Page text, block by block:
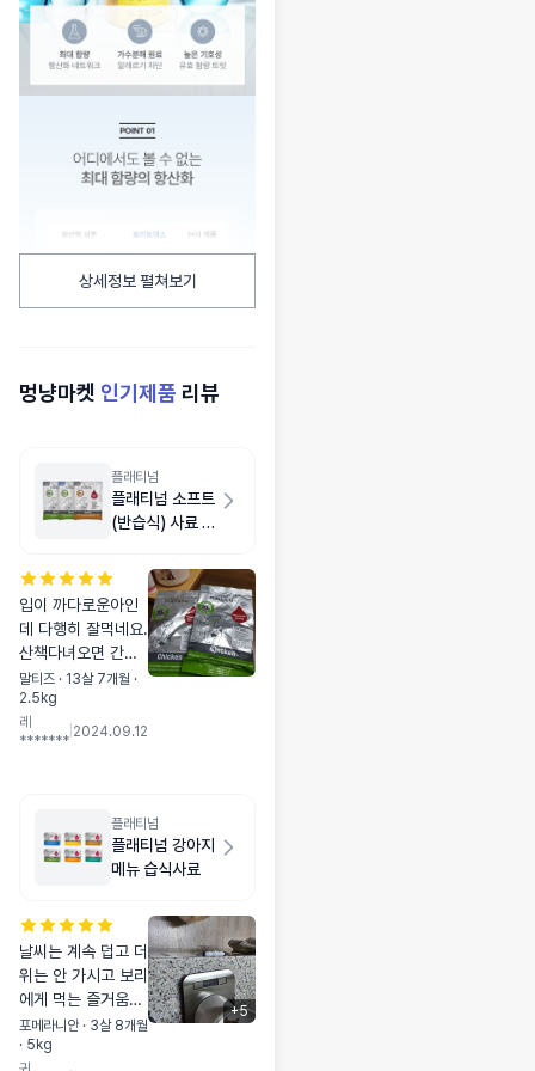
상세정보 펼쳐보기
멍냥마켓 인기제품 리뷰
플래티넘
플래티넘 소프트
(반습식) 사료 샘
입이 까다로운아인
데 다행히 잘먹네요.
산책다녀오면 간식
으로 몇개씩 먹여봤
는데 너무 잘먹어요.
말티즈 · 13살 7개월 ·
2.5kg
레
*******
2024.09.12
플래티넘
플래티넘 강아지
메뉴 습식사료
날씨는 계속 덥고 더
위는 안 가시고 보리
에게 먹는 즐거움을
주기 위해서 눈여겨
봐뒀던 플래티넘 습
포메라니안 · 3살 8개월
· 5kg
+5